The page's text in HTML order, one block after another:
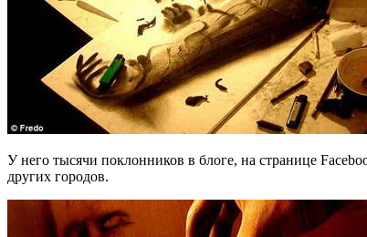
У него тысячи поклонников в блоге, на странице
других городов.